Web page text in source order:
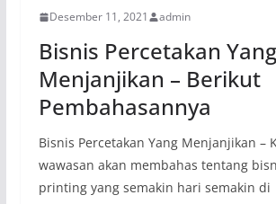
Desember 11, 2021 admin
Bisnis Percetakan Yang
Menjanjikan – Berikut
Pembahasannya
Bisnis Percetakan Yang Menjanjikan –
wawasan akan membahas tentang
printing yang semakin hari semakin di